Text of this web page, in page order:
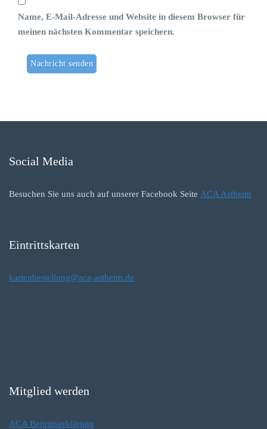
Name, E-Mail-Adresse und Website in diesem Browser für
meinen nächsten Kommentar speichern.
Social Media
Besuchen Sie uns auch auf unserer Facebook Seite ACA Astheim
Eintrittskarten
kartenbestellung@aca-astheim.de
Mitglied werden
ACA Beitrittserklärung